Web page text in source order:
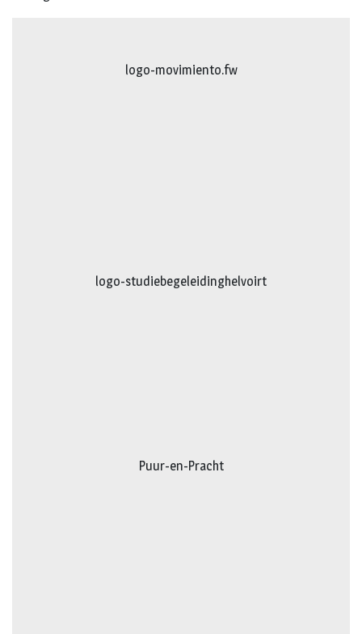
logo-movimiento.fw
logo-studiebegeleidinghelvoirt
Puur-en-Pracht